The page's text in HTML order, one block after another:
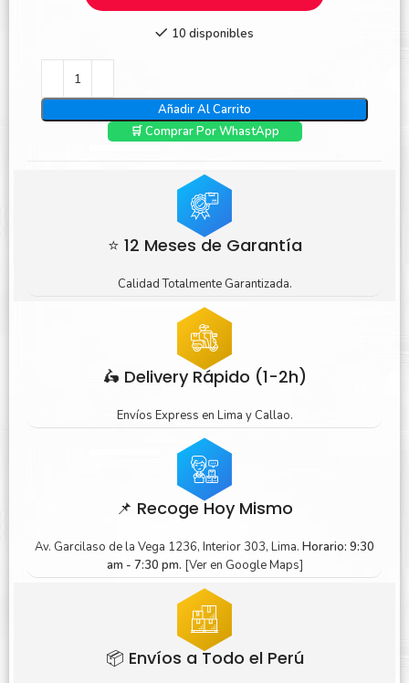
10 disponibles
Añadir Al Carrito
🛒 Comprar Por WhastApp
⭐ 12 Meses de Garantía
Calidad Totalmente Garantizada.
🛵 Delivery Rápido (1-2h)
Envíos Express en Lima y Callao.
📌 Recoge Hoy Mismo
Av. Garcilaso de la Vega 1236, Interior 303, Lima. Horario: 9:30
am - 7:30 pm. [Ver en Google Maps]
📦 Envíos a Todo el Perú